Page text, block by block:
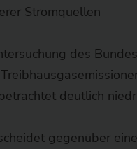
Stromquellen
des
deutlich
gegenüber